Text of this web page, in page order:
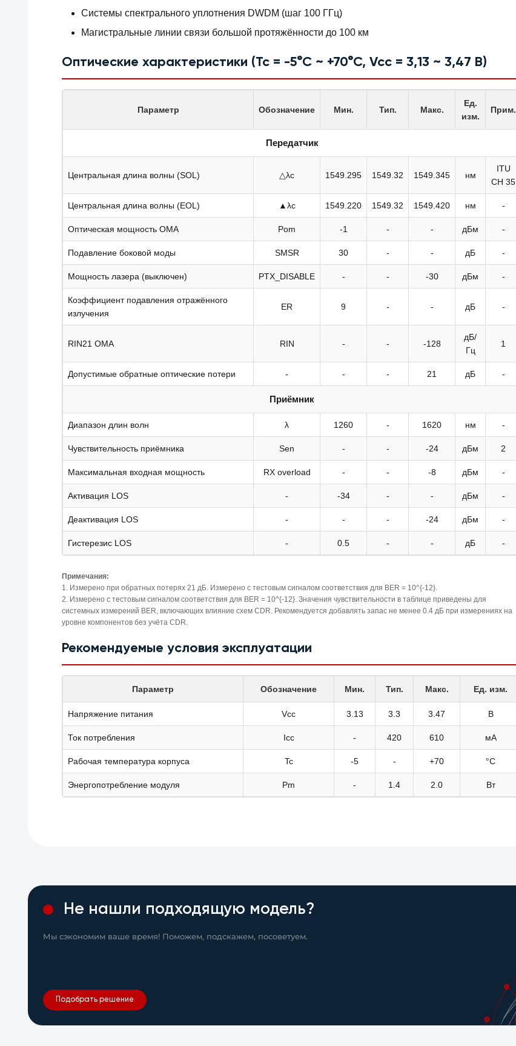
Системы спектрального уплотнения DWDM (шаг 100 ГГц)
Магистральные линии связи большой протяжённости до 100 км
Оптические характеристики (Tc = -5°C ~ +70°C, Vcc = 3,13 ~ 3,47 В)
Параметр Обозначение Мин. Тип. Макс.
Ед.
изм.
Прим.
Передатчик
Центральная длина волны (SOL) △λc 1549.295 1549.32 1549.345 нм
ITU
CH 35
Центральная длина волны (EOL) ▲λc 1549.220 1549.32 1549.420 нм -
Оптическая мощность OMA Pom -1 - - дБм -
Подавление боковой моды SMSR 30 - - дБ -
Мощность лазера (выключен) PTX_DISABLE - - -30 дБм -
Коэффициент подавления отражённого
излучения
ER 9 - - дБ -
RIN21 OMA RIN - - -128
дБ/
Гц
1
Допустимые обратные оптические потери - - - 21 дБ -
Приёмник
Диапазон длин волн λ 1260 - 1620 нм -
Чувствительность приёмника Sen - - -24 дБм 2
Максимальная входная мощность RX overload - - -8 дБм -
Активация LOS - -34 - - дБм -
Деактивация LOS - - - -24 дБм -
Гистерезис LOS - 0.5 - - дБ -
Примечания:
1. Измерено при обратных потерях 21 дБ. Измерено с тестовым сигналом соответствия для BER = 10^{-12}.
2. Измерено с тестовым сигналом соответствия для BER = 10^{-12}. Значения чувствительности в таблице приведены для
системных измерений BER, включающих влияние схем CDR. Рекомендуется добавлять запас не менее 0.4 дБ при измерениях на
уровне компонентов без учёта CDR.
Рекомендуемые условия эксплуатации
Параметр Обозначение Мин. Тип. Макс. Ед. изм.
Напряжение питания Vcc 3.13 3.3 3.47 В
Ток потребления Icc - 420 610 мА
Рабочая температура корпуса Tc -5 - +70 °C
Энергопотребление модуля Pm - 1.4 2.0 Вт
Не нашли подходящую модель?
Мы сэкономим ваше время! Поможем, подскажем, посоветуем.
Подобрать решение